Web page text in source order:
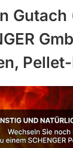
Gutach